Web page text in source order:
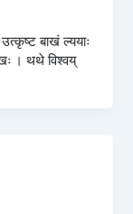
बाखं ल्ययाः
। थथे विश्वय्